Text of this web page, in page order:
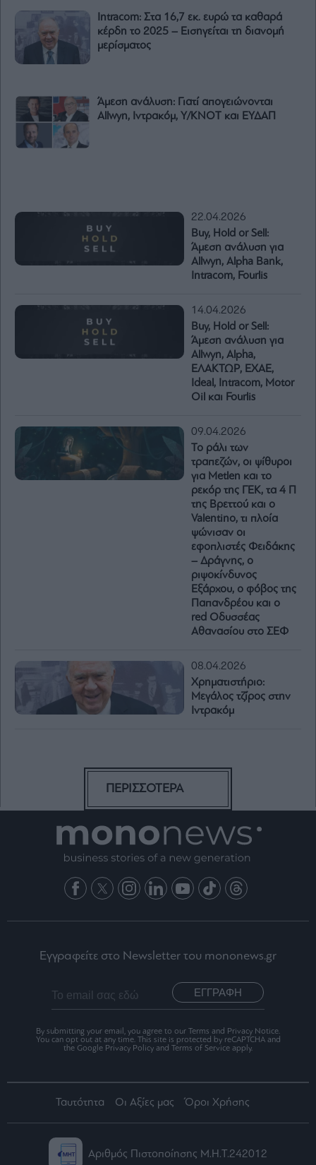
Intracom: Στα 16,7 εκ. ευρώ τα καθαρά
κέρδη το 2025 – Εισηγείται τη διανομή
μερίσματος
Άμεση ανάλυση: Γιατί απογειώνονται
Allwyn, Ιντρακόμ, Υ/ΚΝΟΤ και ΕΥΔΑΠ
22.04.2026
Buy, Hold or Sell:
Άμεση ανάλυση για
Allwyn, Alpha Bank,
Intracom, Fourlis
14.04.2026
Buy, Hold or Sell:
Άμεση ανάλυση για
Allwyn, Alpha,
ΕΛΑΚΤΩΡ, EXAE,
Ideal, Intracom, Motor
Oil και Fourlis
09.04.2026
Το ράλι των
τραπεζών, οι ψίθυροι
για Metlen και το
ρεκόρ της ΓΕΚ, τα 4 Π
της Βρεττού και ο
Valentino, τι πλοία
ψώνισαν οι
εφοπλιστές Φειδάκης
– Δράγνης, ο
ριψοκίνδυνος
Εξάρχου, ο φόβος της
Παπανδρέου και ο
red Οδυσσέας
Αθανασίου στο ΣΕΦ
08.04.2026
Χρηματιστήριο:
Μεγάλος τζίρος στην
Ιντρακόμ
ΠΕΡΙΣΣΟΤΕΡΑ
Εγγραφείτε στο Newsletter του mononews.gr
ΕΓΓΡΑΦΗ
By submitting your email, you agree to our Terms and Privacy Notice.
You can opt out at any time. This site is protected by reCAPTCHA and
the Google Privacy Policy and Terms of Service apply.
Ταυτότητα Οι Αξίες μας Όροι Χρήσης
Αριθμός Πιστοποίησης Μ.Η.Τ.242012